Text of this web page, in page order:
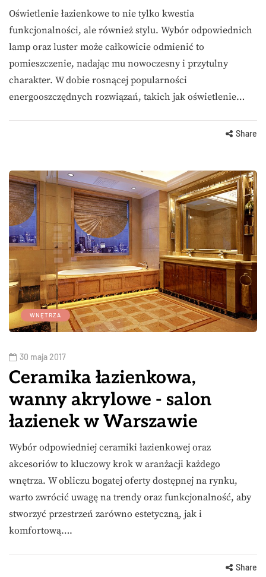
Oświetlenie łazienkowe to nie tylko kwestia
funkcjonalności, ale również stylu. Wybór odpowiednich
lamp oraz luster może całkowicie odmienić to
pomieszczenie, nadając mu nowoczesny i przytulny
charakter. W dobie rosnącej popularności
energooszczędnych rozwiązań, takich jak oświetlenie…
Share
WNĘTRZA
30 maja 2017
Ceramika łazienkowa,
wanny akrylowe - salon
łazienek w Warszawie
Wybór odpowiedniej ceramiki łazienkowej oraz
akcesoriów to kluczowy krok w aranżacji każdego
wnętrza. W obliczu bogatej oferty dostępnej na rynku,
warto zwrócić uwagę na trendy oraz funkcjonalność, aby
stworzyć przestrzeń zarówno estetyczną, jak i
komfortową….
Share